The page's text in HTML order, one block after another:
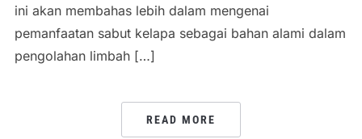
ini akan membahas lebih dalam mengenai
pemanfaatan sabut kelapa sebagai bahan alami dalam
pengolahan limbah […]
READ MORE